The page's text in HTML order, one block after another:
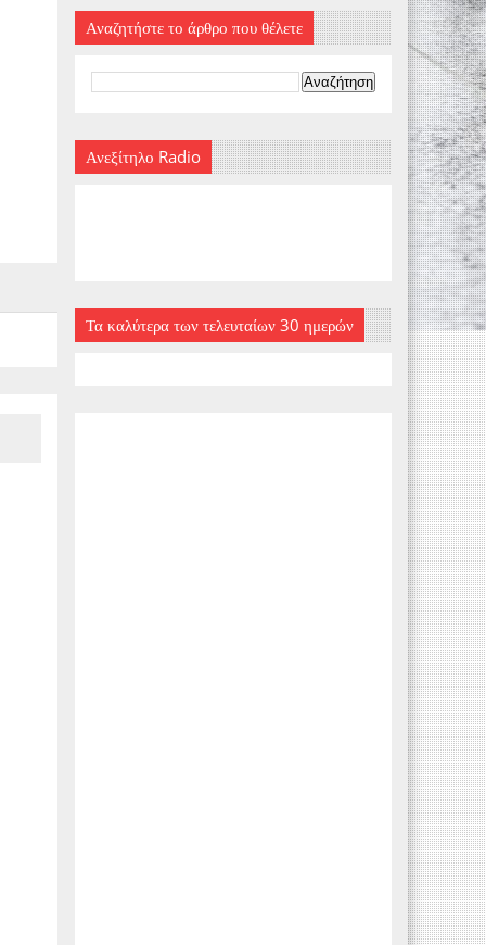
Αναζητήστε το άρθρο που θέλετε
Ανεξίτηλο Radio
Τα καλύτερα των τελευταίων 30 ημερών